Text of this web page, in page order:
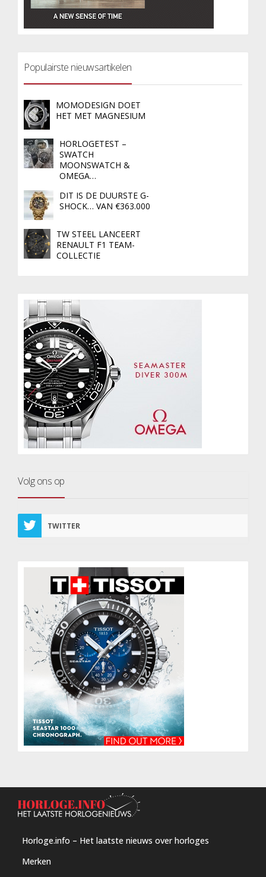
Populairste nieuwsartikelen
MOMODESIGN DOET
HET MET MAGNESIUM
HORLOGETEST –
SWATCH
MOONSWATCH &
OMEGA…
DIT IS DE DUURSTE G-
SHOCK… VAN €363.000
TW STEEL LANCEERT
RENAULT F1 TEAM-
COLLECTIE
Volg ons op
TWITTER
Horloge.info – Het laatste nieuws over horloges
Merken